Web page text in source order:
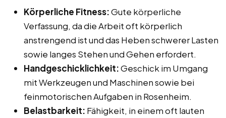
Körperliche Fitness:Gute körperliche
Verfassung, da die Arbeit oft körperlich
anstrengend ist und das Heben schwerer Lasten
sowie langes Stehen und Gehen erfordert.
Handgeschicklichkeit:Geschick im Umgang
mit Werkzeugen und Maschinen sowie bei
feinmotorischen Aufgaben in Rosenheim.
Belastbarkeit: Fähigkeit, in einem oft lauten